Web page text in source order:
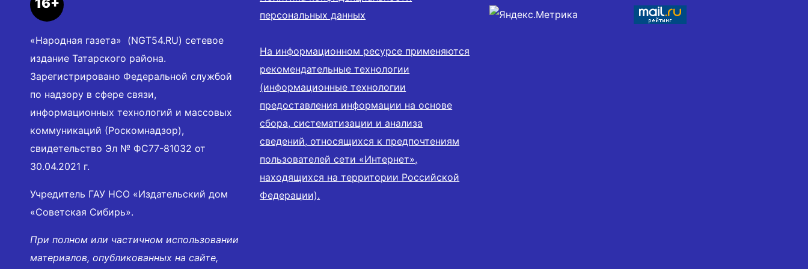
«Народная газета» (NGT54.RU) сетевое
издание Татарского района.
Зарегистрировано Федеральной службой
по надзору в сфере связи,
информационных технологий и массовых
коммуникаций (Роскомнадзор),
свидетельство Эл № ФС77-81032 от
30.04.2021 г.
Учредитель ГАУ НСО «Издательский дом
«Советская Сибирь».
При полном или частичном использовании
материалов, опубликованных на сайте,
персональных данных
На информационном ресурсе применяются
рекомендательные технологии
(информационные технологии
предоставления информации на основе
сбора, систематизации и анализа
сведений, относящихся к предпочтениям
пользователей сети «Интернет»,
находящихся на территории Российской
Федерации).